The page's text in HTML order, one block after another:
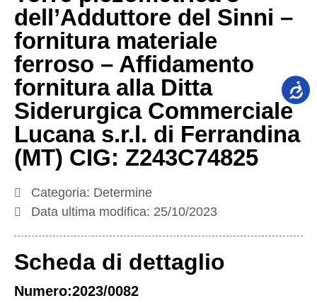
dell’Adduttore del Sinni –
fornitura materiale
ferroso – Affidamento
fornitura alla Ditta
Siderurgica Commerciale
Lucana s.r.l. di Ferrandina
(MT) CIG: Z243C74825
Categoria: Determine
Data ultima modifica: 25/10/2023
Scheda di dettaglio
Numero:2023/0082